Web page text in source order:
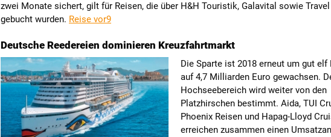
zwei Monate sichert, gilt für Reisen, die über H&H Touristik, Galavital sowie
gebucht wurden. Reise vor9
Deutsche Reedereien dominieren Kreuzfahrtmarkt
Die Sparte ist 2018 erneut um gut elf
auf 4,7 Milliarden Euro gewachsen.
Hochseebereich wird weiter von den
Platzhirschen bestimmt. Aida, TUI
Phoenix Reisen und Hapag-Lloyd
erreichen zusammen einen